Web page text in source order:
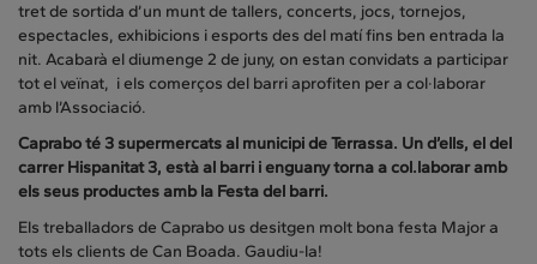
tret de sortida d’un munt de tallers, concerts, jocs, tornejos,
espectacles, exhibicions i esports des del matí fins ben entrada la
nit. Acabarà el diumenge 2 de juny, on estan convidats a participar
tot el veïnat, i els comerços del barri aprofiten per a col·laborar
amb l’Associació.
Caprabo té 3 supermercats al municipi de Terrassa. Un d’ells, el del
carrer Hispanitat 3, està al barri i enguany torna a col.laborar amb
els seus productes amb la Festa del barri.
Els treballadors de Caprabo us desitgen molt bona festa Major a
tots els clients de Can Boada. Gaudiu-la!